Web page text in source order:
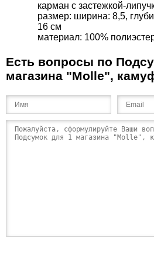
карман с застежкой-
размер: ширина: 8,5,
16 см
материал: 100%
Есть вопросы по
магазина "Molle",